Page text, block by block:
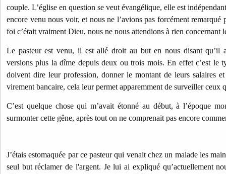
couple. L’église en question se veut évangélique, elle est
encore venu nous voir, et nous ne l’avions pas forcément remarqué
foi c’était vraiment Dieu, nous ne nous attendions à rien concernant
Le pasteur est venu, il est allé droit au but en nous disant qu’il
versions plus la dîme depuis deux ou trois mois. En effet c’est le
doivent dire leur profession, donner le montant de leurs salaires
virement bancaire, cela leur permet apparemment de surveiller ceux
C’est quelque chose qui m’avait étonné au début, à l’époque
surmonter cette gêne, après tout on ne comprenait pas encore
J’étais estomaquée par ce pasteur qui venait chez un malade les
seul but réclamer de l'argent. Je lui ai expliqué qu’actuellement